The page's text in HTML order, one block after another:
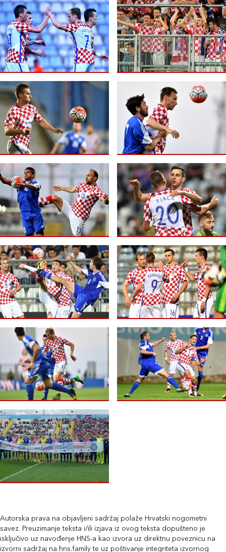
Autorska prava na objavljeni sadržaj polaže Hrvatski nogometni
savez. Preuzimanje teksta i/ili izjava iz ovog teksta dopušteno je
isključivo uz navođenje HNS-a kao izvora uz direktnu poveznicu na
izvorni sadržaj na hns.family te uz poštivanje integriteta izvornog